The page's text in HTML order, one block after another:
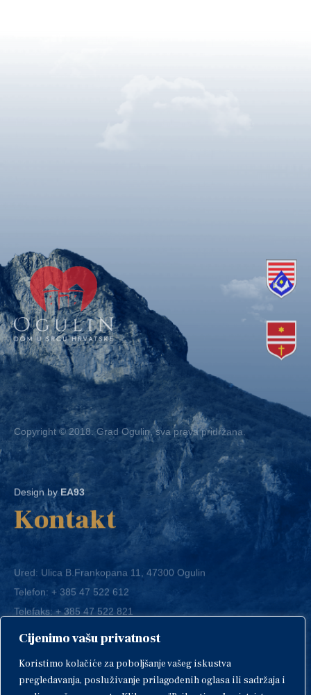
Cijenimo vašu privatnost
Koristimo kolačiće za poboljšanje vašeg iskustva
pregledavanja, posluživanje prilagođenih oglasa ili sadržaja i
Copyright © 2018. Grad Ogulin, sva prava pridržana.
Design by EA93
Kontakt
Ured: Ulica B.Frankopana 11, 47300 Ogulin
Telefon:+ 385 47 522 612
Telefaks: + 385 47 522 821
E-mail:grad-ogulin@ogulin.hr
IBAN: HR1424020061829700009